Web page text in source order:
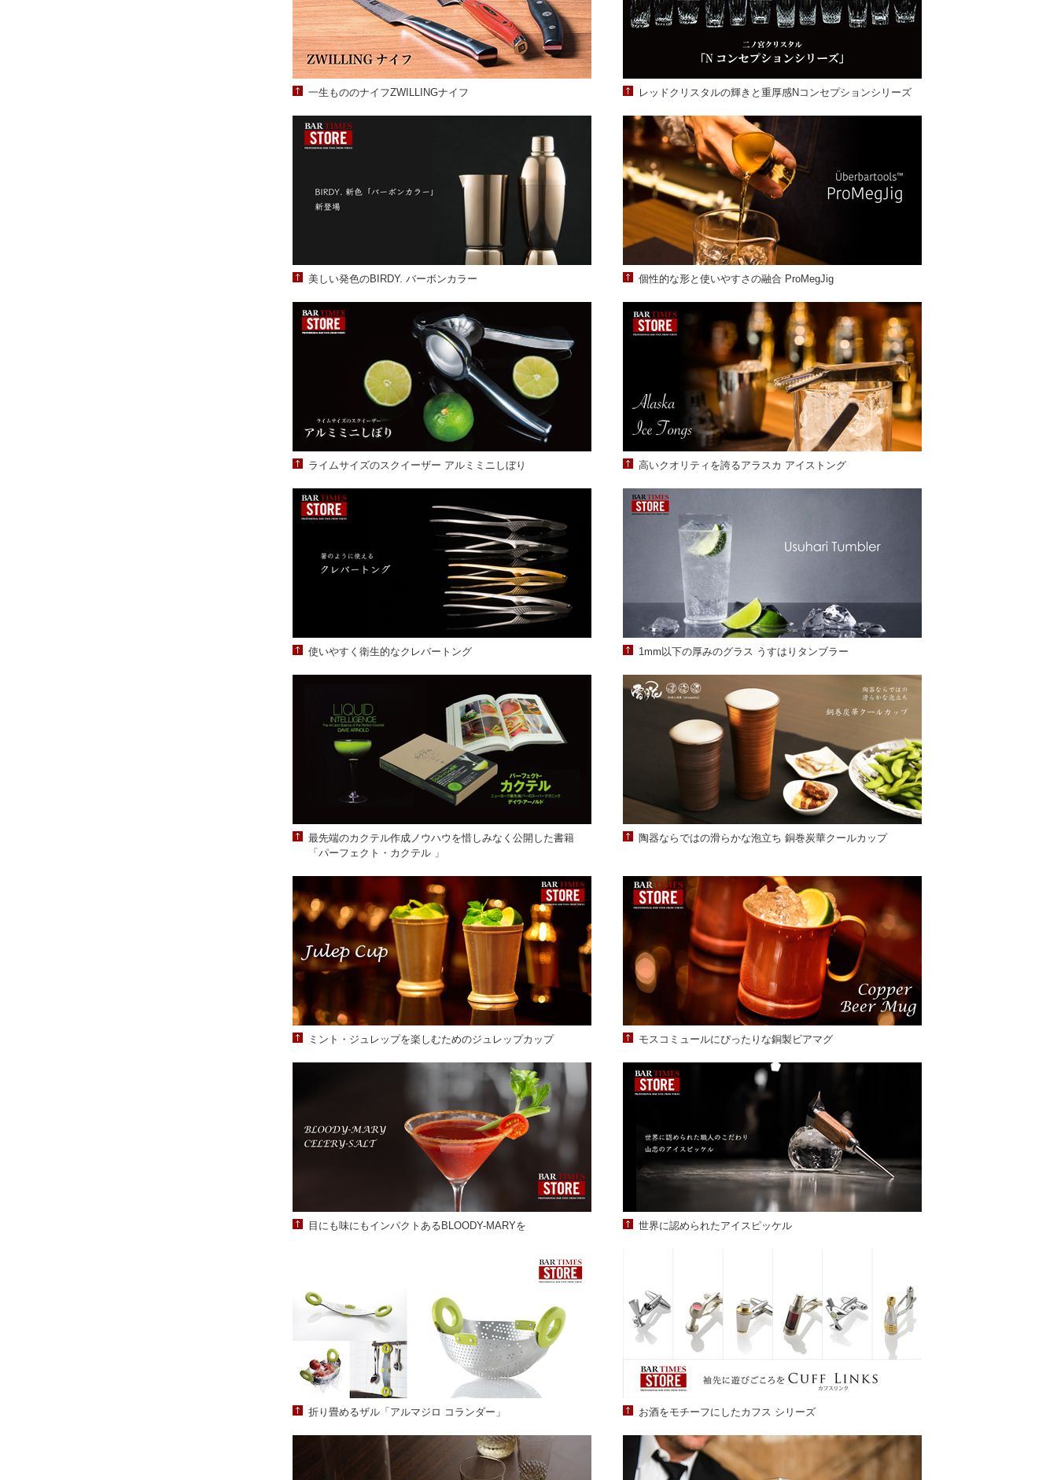
一生もののナイフZWILLINGナイフ レッドクリスタルの輝きと重厚感Nコンセプションシリーズ
美しい発色のBIRDY. バーボンカラー 個性的な形と使いやすさの融合 ProMegJig
ライムサイズのスクイーザー アルミミニしぼり 高いクオリティを誇るアラスカ アイストング
使いやすく衛生的なクレバートング 1mm以下の厚みのグラス うすはりタンブラー
最先端のカクテル作成ノウハウを惜しみなく公開した書籍
「パーフェクト・カクテル 」
陶器ならではの滑らかな泡立ち 銅巻炭華クールカップ
ミント・ジュレップを楽しむためのジュレップカップ モスコミュールにぴったりな銅製ビアマグ
目にも味にもインパクトあるBLOODY-MARYを 世界に認められたアイスピッケル
折り畳めるザル「アルマジロ コランダー」 お酒をモチーフにしたカフス シリーズ